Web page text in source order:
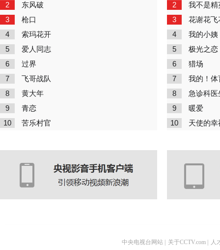
2 东风破
3 枪口
4 索玛花开
5 爱人同志
6 过界
7 飞哥战队
8 黄大年
9 青恋
10 苦乐村官
2 我不是精
3 花谢花飞
4 我的小姨
5 极光之恋
6 猎场
7 我的！体
8 急诊科医
9 暖爱
10 天使的幸
中央电视台网站 关于CCTV.com 人